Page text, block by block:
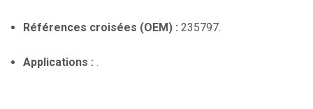
Références croisées (OEM) : 235797.
Applications : .